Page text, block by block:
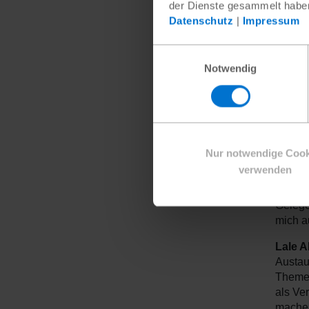
der Dienste gesammelt
Datenschutz | Impressum
Notwendig
Nur notwendige
verwenden
Das
mehr
das
für
mich
Lale
als